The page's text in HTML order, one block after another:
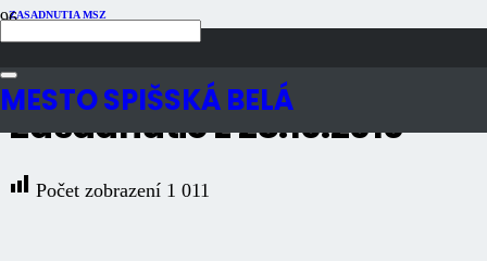
MESTO SPIŠSKÁ BELÁ
ZASADNUTIA MSZ
Zasadnutie z 28.10.2010
Počet zobrazení 1 011